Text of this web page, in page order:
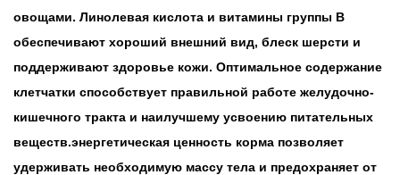
овощами. Линолевая кислота и витамины группы В
обеспечивают хороший внешний вид, блеск шерсти и
поддерживают здоровье кожи. Оптимальное содержание
клетчатки способствует правильной работе желудочно-
кишечного тракта и наилучшему усвоению питательных
веществ.энергетическая ценность корма позволяет
удерживать необходимую массу тела и предохраняет от